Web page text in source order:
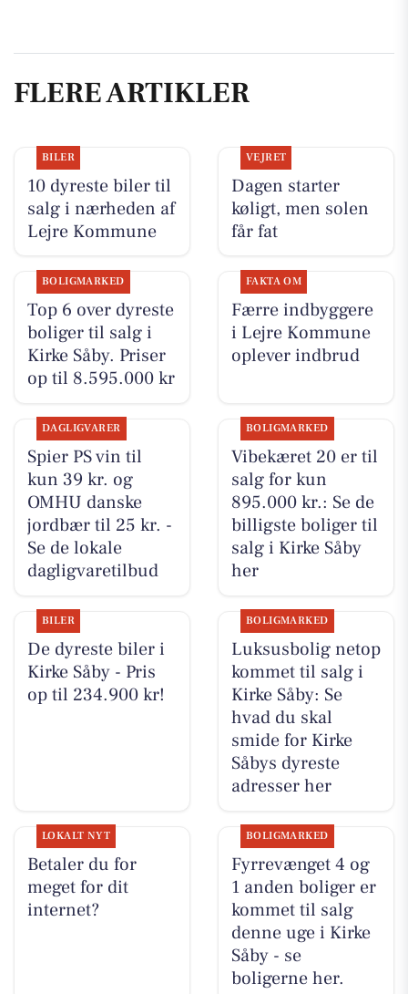
FLERE ARTIKLER
BILER
10 dyreste biler til
salg i nærheden af
Lejre Kommune
VEJRET
Dagen starter
køligt, men solen
får fat
BOLIGMARKED
Top 6 over dyreste
boliger til salg i
Kirke Såby. Priser
op til 8.595.000 kr
FAKTA OM
Færre indbyggere
i Lejre Kommune
oplever indbrud
DAGLIGVARER
Spier PS vin til
kun 39 kr. og
OMHU danske
jordbær til 25 kr. -
Se de lokale
dagligvaretilbud
BOLIGMARKED
Vibekæret 20 er til
salg for kun
895.000 kr.: Se de
billigste boliger til
salg i Kirke Såby
her
BILER
De dyreste biler i
Kirke Såby - Pris
op til 234.900 kr!
BOLIGMARKED
Luksusbolig netop
kommet til salg i
Kirke Såby: Se
hvad du skal
smide for Kirke
Såbys dyreste
adresser her
LOKALT NYT
Betaler du for
meget for dit
internet?
BOLIGMARKED
Fyrrevænget 4 og
1 anden boliger er
kommet til salg
denne uge i Kirke
Såby - se
boligerne her.